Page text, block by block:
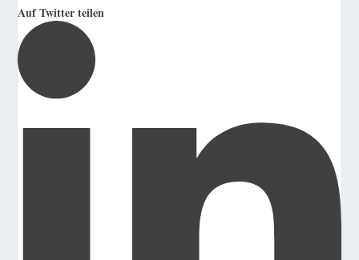
Auf Twitter teilen